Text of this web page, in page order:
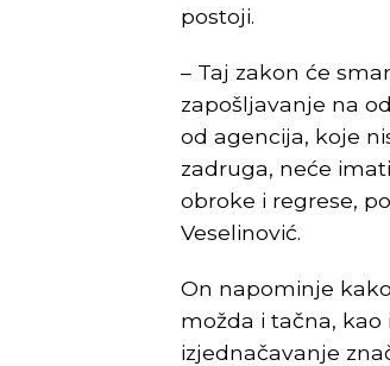
postoji.
– Taj zakon će
zapošljavanje na
od agencija, koje
zadruga, neće
obroke i regrese,
Veselinović.
On napominje
možda i tačna,
izjednačavanje